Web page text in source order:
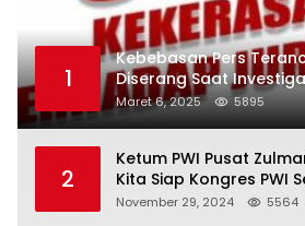
1
Kebebasan Pers
Diserang Saat
Terlarang
Maret 6, 2025 5895
2
Ketum PWI Pusat
Kita Siap Kongres PWI
Desember 2024
November 29, 2024 5564